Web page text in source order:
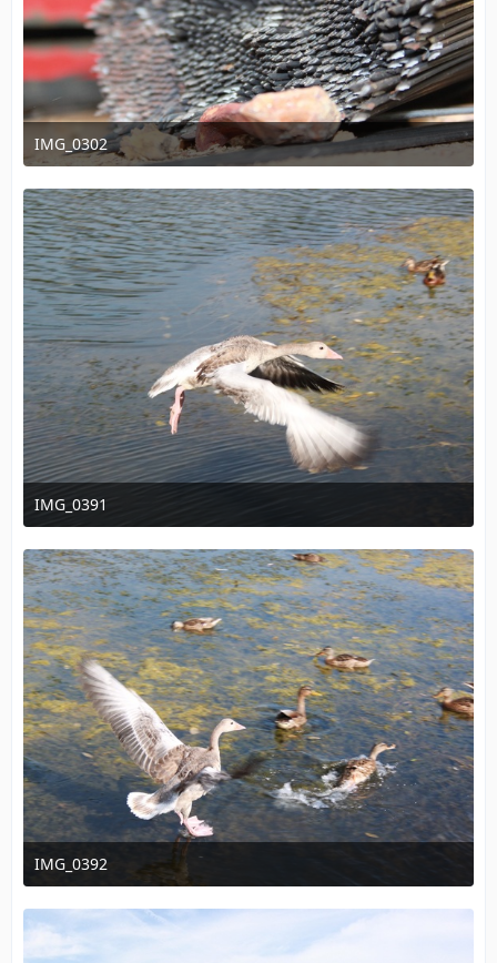
IMG_0302
15. August 2011 um 22:00
IMG_0391
15. August 2011 um 22:00
IMG_0392
15. August 2011 um 22:00